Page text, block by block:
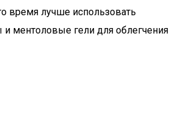
время лучше использовать
ментоловые гели для облегчения